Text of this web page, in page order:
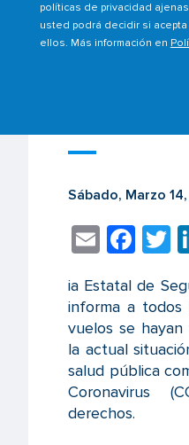
políticas de privacidad
usted podrá decidir si
ellos. Más información en
Sábado, Marzo
E
ail
F
e
b
o
o
k
T
tt
ia Estatal de
informa a todos
vuelos se
la actual
salud pública
Coronavirus
derechos.